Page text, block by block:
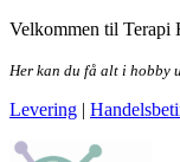
Skip
the
Velkommen til Terapi
Her kan du få alt i hobby
Levering |